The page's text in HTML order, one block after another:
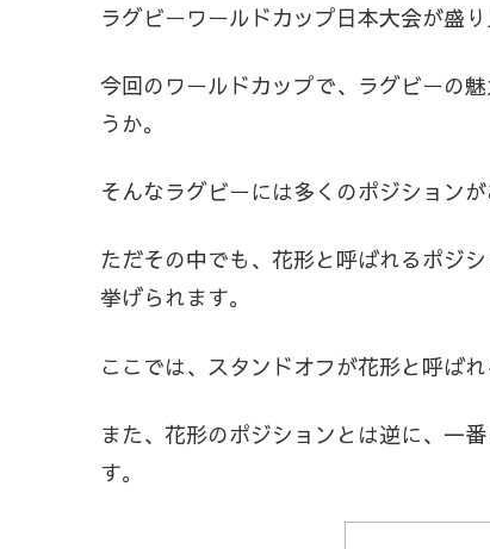
ラグビーワールドカップ日本大会が盛り
今回のワールドカップで、ラグビーの
うか。
そんなラグビーには多くのポジション
ただその中でも、花形と呼ばれるポジ
挙げられます。
ここでは、スタンドオフが花形と呼ば
また、花形のポジションとは逆に、一
す。